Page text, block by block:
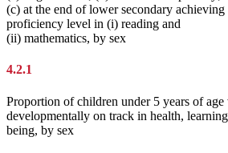
(c) at the end of lower secondary
proficiency level in (i) reading and
(ii) mathematics, by sex
4.2.1
Proportion of children under 5 years of age
developmentally on track in health,
being, by sex